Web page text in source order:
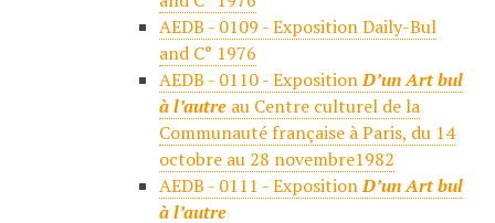
AEDB - 0109 - Exposition Daily-Bul
and C° 1976
AEDB - 0110 - ExpositionD’un Art bul
à l’autreau Centre culturel de la
Communauté française à Paris, du 14
octobre au 28 novembre1982
AEDB - 0111 - ExpositionD’un Art bul
à l’autre